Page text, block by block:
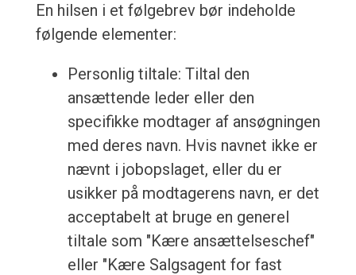
En hilsen i et følgebrev bør indeholde
følgende elementer:
Personlig tiltale: Tiltal den
ansættende leder eller den
specifikke modtager af ansøgningen
med deres navn. Hvis navnet ikke er
nævnt i jobopslaget, eller du er
usikker på modtagerens navn, er det
acceptabelt at bruge en generel
tiltale som "Kære ansættelseschef"
eller "Kære Salgsagent for fast